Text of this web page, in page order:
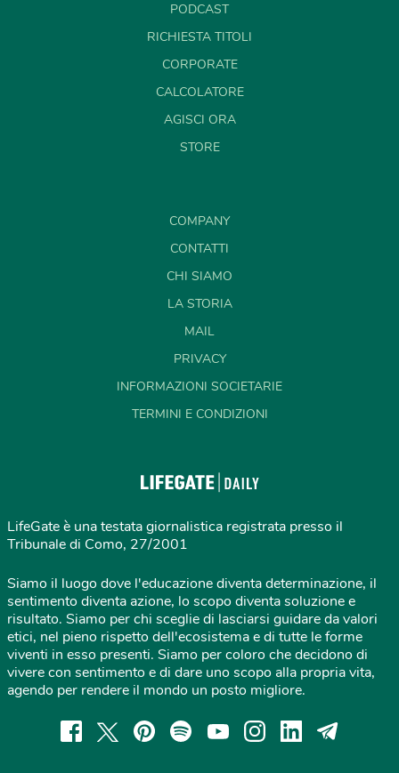
PODCAST
RICHIESTA TITOLI
CORPORATE
CALCOLATORE
AGISCI ORA
STORE
COMPANY
CONTATTI
CHI SIAMO
LA STORIA
MAIL
PRIVACY
INFORMAZIONI SOCIETARIE
TERMINI E CONDIZIONI
LifeGate è una testata giornalistica registrata presso il
Tribunale di Como, 27/2001
Siamo il luogo dove l'educazione diventa determinazione, il
sentimento diventa azione, lo scopo diventa soluzione e
risultato. Siamo per chi sceglie di lasciarsi guidare da valori
etici, nel pieno rispetto dell'ecosistema e di tutte le forme
viventi in esso presenti. Siamo per coloro che decidono di
vivere con sentimento e di dare uno scopo alla propria vita,
agendo per rendere il mondo un posto migliore.